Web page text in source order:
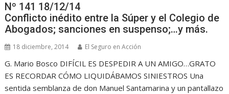
Nº 141 18/12/14
Conflicto inédito entre la Súper y el Colegio de
Abogados; sanciones en suspenso;…y más.
18 diciembre, 2014 El Seguro en Acción
G. Mario Bosco DIFÍCIL ES DESPEDIR A UN AMIGO…GRATO
ES RECORDAR CÓMO LIQUIDÁBAMOS SINIESTROS Una
sentida semblanza de don Manuel Santamarina y un pantallazo